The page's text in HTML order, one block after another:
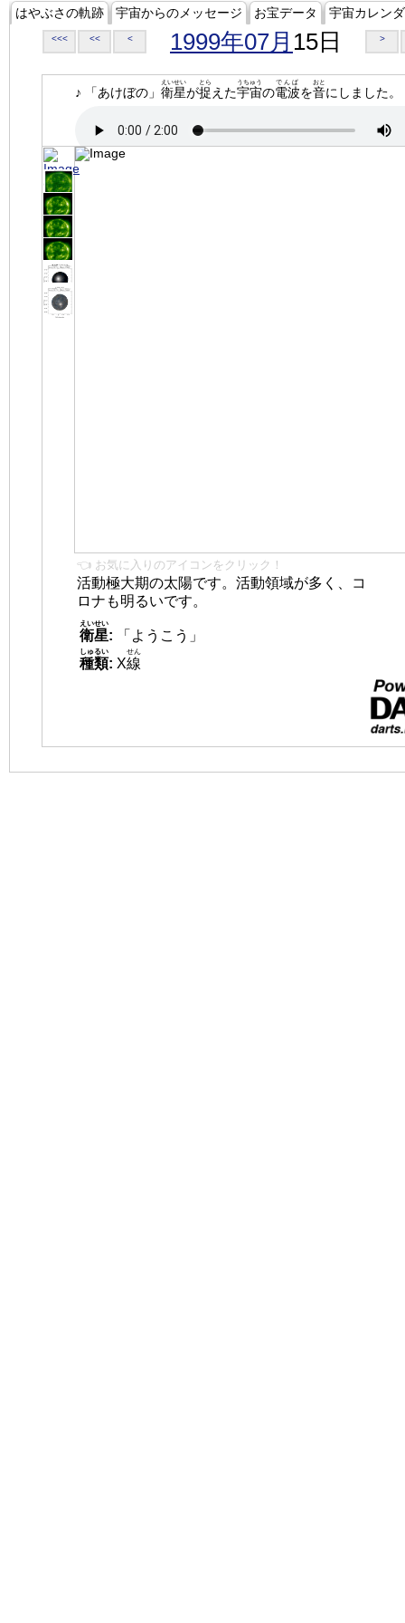
はやぶさの軌跡 宇宙からのメッセージ お宝データ 宇宙カレン
<<< << < 1999年07月 15日 >
♪ 「あけぼの」 衛星
えいせい
が捉
とら
えた宇宙
うちゅう
の電波
でんぱ
を音
おと
にしました。
👈 お気に入りのアイコンをクリック！
活動極大期の太陽です。活動領域が多く、コ
ロナも明るいです。
衛星
えいせい
:
「ようこう」
種類
しゅるい
: X線
せん